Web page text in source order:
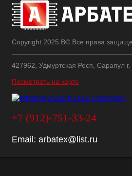
Copyright 2025 В© Все права
427962, Удмуртская Респ, Сарапул
Посмотреть на карте
+7 (912)-751-33-24
Email: arbatex@list.ru